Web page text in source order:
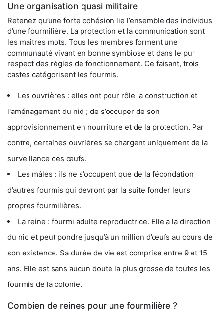
Une organisation quasi militaire
Retenez qu’une forte cohésion lie l’ensemble des individus
d’une fourmilière. La protection et la communication sont
les maitres mots. Tous les membres forment une
communauté vivant en bonne symbiose et dans le pur
respect des règles de fonctionnement. Ce faisant, trois
castes catégorisent les fourmis.
Les ouvrières : elles ont pour rôle la construction et
l'aménagement du nid ; de s’occuper de son
approvisionnement en nourriture et de la protection. Par
contre, certaines ouvrières se chargent uniquement de la
surveillance des œufs.
Les mâles : ils ne s’occupent que de la fécondation
d’autres fourmis qui devront par la suite fonder leurs
propres fourmilières.
La reine : fourmi adulte reproductrice. Elle a la direction
du nid et peut pondre jusqu’à un million d’œufs au cours de
son existence. Sa durée de vie est comprise entre 9 et 15
ans. Elle est sans aucun doute la plus grosse de toutes les
fourmis de la colonie.
Combien de reines pour une fourmilière ?